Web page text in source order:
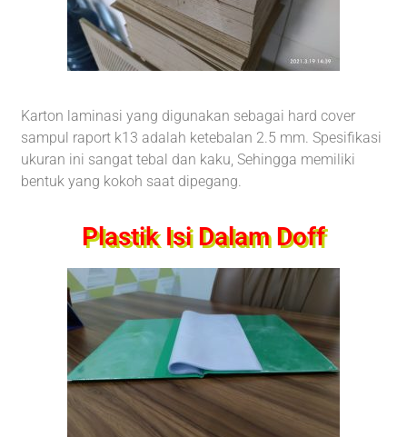
Karton laminasi yang digunakan sebagai hard cover
sampul raport k13 adalah ketebalan 2.5 mm. Spesifikasi
ukuran ini sangat tebal dan kaku, Sehingga memiliki
bentuk yang kokoh saat dipegang.
Plastik Isi Dalam Doff